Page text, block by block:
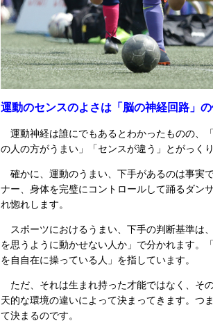
運動のセンスのよさは「脳の神経回路」
運動神経は誰にでもあるとわかったものの、
の人の方がうまい」「センスが違う」とがっく
確かに、運動のうまい、下手があるのは事実
ナー、身体を完璧にコントロールして踊るダン
れ惚れします。
スポーツにおけるうまい、下手の判断基準は
を思うように動かせない人か」で分かれます。
を自自在に操っている人」を指しています。
ただ、それは生まれ持った才能ではなく、そ
天的な環境の違いによって決まってきます。つ
て決まるのです。